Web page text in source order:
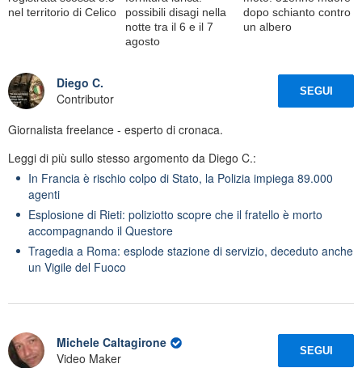
nel territorio di Celico
possibili disagi nella
notte tra il 6 e il 7
agosto
dopo schianto contro
un albero
Diego C.
Contributor
SEGUI
Giornalista freelance - esperto di cronaca.
Leggi di più sullo stesso argomento da Diego C.:
In Francia è rischio colpo di Stato, la Polizia impiega 89.000
agenti
Esplosione di Rieti: poliziotto scopre che il fratello è morto
accompagnando il Questore
Tragedia a Roma: esplode stazione di servizio, deceduto anche
un Vigile del Fuoco
Michele Caltagirone
Video Maker
SEGUI